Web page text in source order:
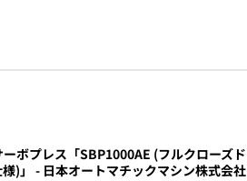
ボプレス「SBP1000AE (フルクローズド
)」 - 日本オートマチックマシン株式会社